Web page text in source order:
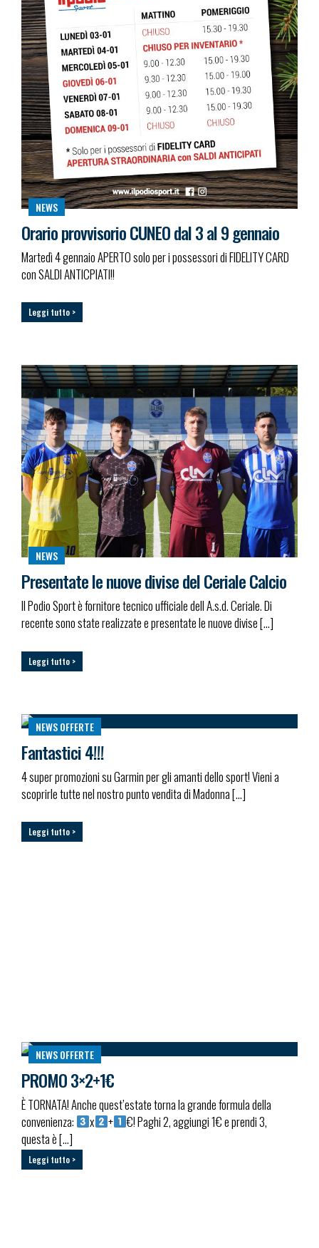
NEWS
Orario provvisorio CUNEO dal 3 al 9 gennaio
Martedì 4 gennaio APERTO solo per i possessori di FIDELITY CARD
con SALDI ANTICPIATI!!
Leggi tutto >
NEWS
Presentate le nuove divise del Ceriale Calcio
Il Podio Sport è fornitore tecnico ufficiale dell A.s.d. Ceriale. Di
recente sono state realizzate e presentate le nuove divise […]
Leggi tutto >
NEWSOFFERTE
Fantastici 4!!!
4 super promozioni su Garmin per gli amanti dello sport! Vieni a
scoprirle tutte nel nostro punto vendita di Madonna […]
Leggi tutto >
NEWSOFFERTE
PROMO 3×2+1€
È TORNATA! Anche quest’estate torna la grande formula della
convenienza:
x +
€! Paghi 2, aggiungi 1€ e prendi 3,
questa è […]
Leggi tutto >